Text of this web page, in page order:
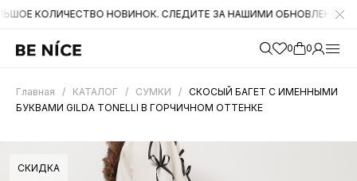
НОВИНОК. СЛЕДИТЕ ЗА НАШИМИ ОБНОВЛЕНИЯМИ НА
0 0
Главная / КАТАЛОГ / СУМКИ / СКОСЫЙ БАГЕТ С ИМЕННЫМИ
БУКВАМИ GILDA TONELLI В ГОРЧИЧНОМ ОТТЕНКЕ
СКИДКА